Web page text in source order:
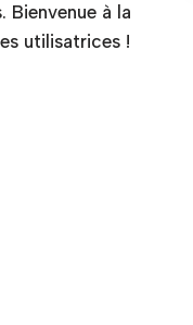
Bienvenue à la
utilisatrices !